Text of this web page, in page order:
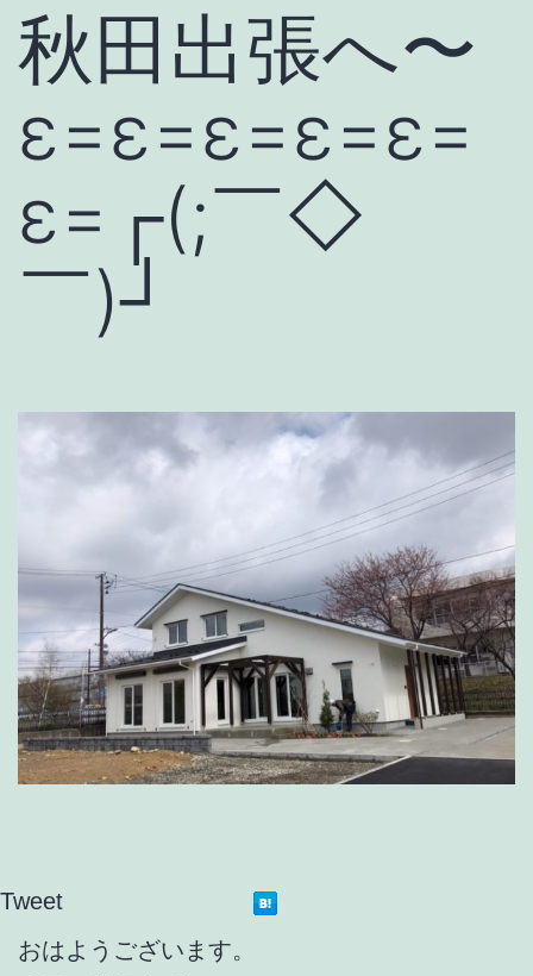
秋田出張へ〜
ε=ε=ε=ε=ε=
ε=┌(;￣◇
￣)┘
Tweet
おはようございます。